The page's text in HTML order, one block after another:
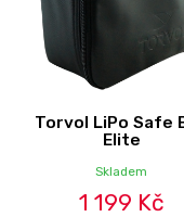
Torvol LiPo Safe
Elite
Skladem
1 199 Kč